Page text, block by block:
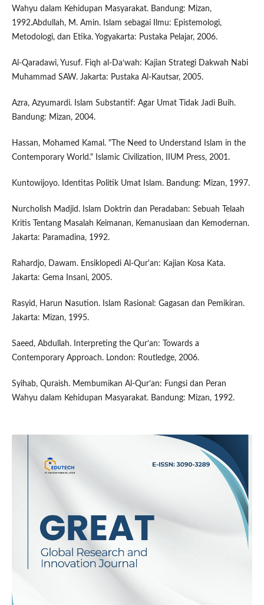
Wahyu dalam Kehidupan Masyarakat. Bandung: Mizan,
1992.Abdullah, M. Amin. Islam sebagai Ilmu: Epistemologi,
Metodologi, dan Etika. Yogyakarta: Pustaka Pelajar, 2006.
Al-Qaradawi, Yusuf. Fiqh al-Da‘wah: Kajian Strategi Dakwah Nabi
Muhammad SAW. Jakarta: Pustaka Al-Kautsar, 2005.
Azra, Azyumardi. Islam Substantif: Agar Umat Tidak Jadi Buih.
Bandung: Mizan, 2004.
Hassan, Mohamed Kamal. "The Need to Understand Islam in the
Contemporary World." Islamic Civilization, IIUM Press, 2001.
Kuntowijoyo. Identitas Politik Umat Islam. Bandung: Mizan, 1997.
Nurcholish Madjid. Islam Doktrin dan Peradaban: Sebuah Telaah
Kritis Tentang Masalah Keimanan, Kemanusiaan dan Kemodernan.
Jakarta: Paramadina, 1992.
Rahardjo, Dawam. Ensiklopedi Al-Qur'an: Kajian Kosa Kata.
Jakarta: Gema Insani, 2005.
Rasyid, Harun Nasution. Islam Rasional: Gagasan dan Pemikiran.
Jakarta: Mizan, 1995.
Saeed, Abdullah. Interpreting the Qur’an: Towards a
Contemporary Approach. London: Routledge, 2006.
Syihab, Quraish. Membumikan Al-Qur’an: Fungsi dan Peran
Wahyu dalam Kehidupan Masyarakat. Bandung: Mizan, 1992.